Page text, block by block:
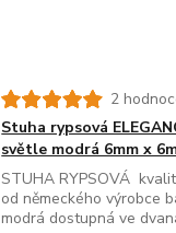
2
Stuha rypsová
světle modrá 6mm x
STUHA RYPSOVÁ
od německého výrobce
modrá dostupná ve